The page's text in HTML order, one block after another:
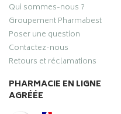
Qui sommes-nous ?
Groupement Pharmabest
Poser une question
Contactez-nous
Retours et réclamations
PHARMACIE EN LIGNE
AGRÉÉE